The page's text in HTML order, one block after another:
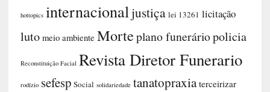
hottopics internacionaljustiça lei 13261 licitação
luto meio ambiente Morteplano funeráriopolicia
Reconstituição Facial Revista Diretor Funerario
rodízio sefesp Social solidariedade tanatopraxia terceirizar